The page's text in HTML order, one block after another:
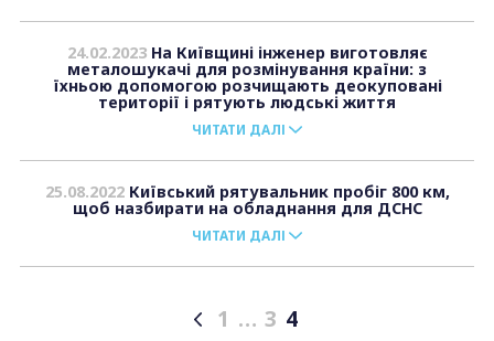
24.02.2023На Київщині інженер виготовляє
металошукачі для розмінування країни: з
їхньою допомогою розчищають деокуповані
території і рятують людські життя
ЧИТАТИ ДАЛІ
25.08.2022Київський рятувальник пробіг 800 км,
щоб назбирати на обладнання для ДСНС
ЧИТАТИ ДАЛІ
1 … 3 4